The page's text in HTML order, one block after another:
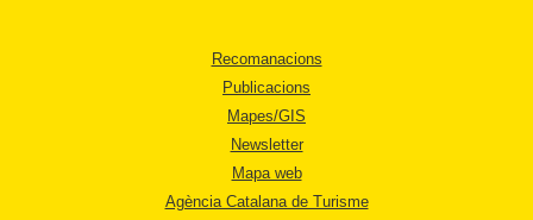
Recomanacions
Publicacions
Mapes/GIS
Newsletter
Mapa web
Agència Catalana de Turisme